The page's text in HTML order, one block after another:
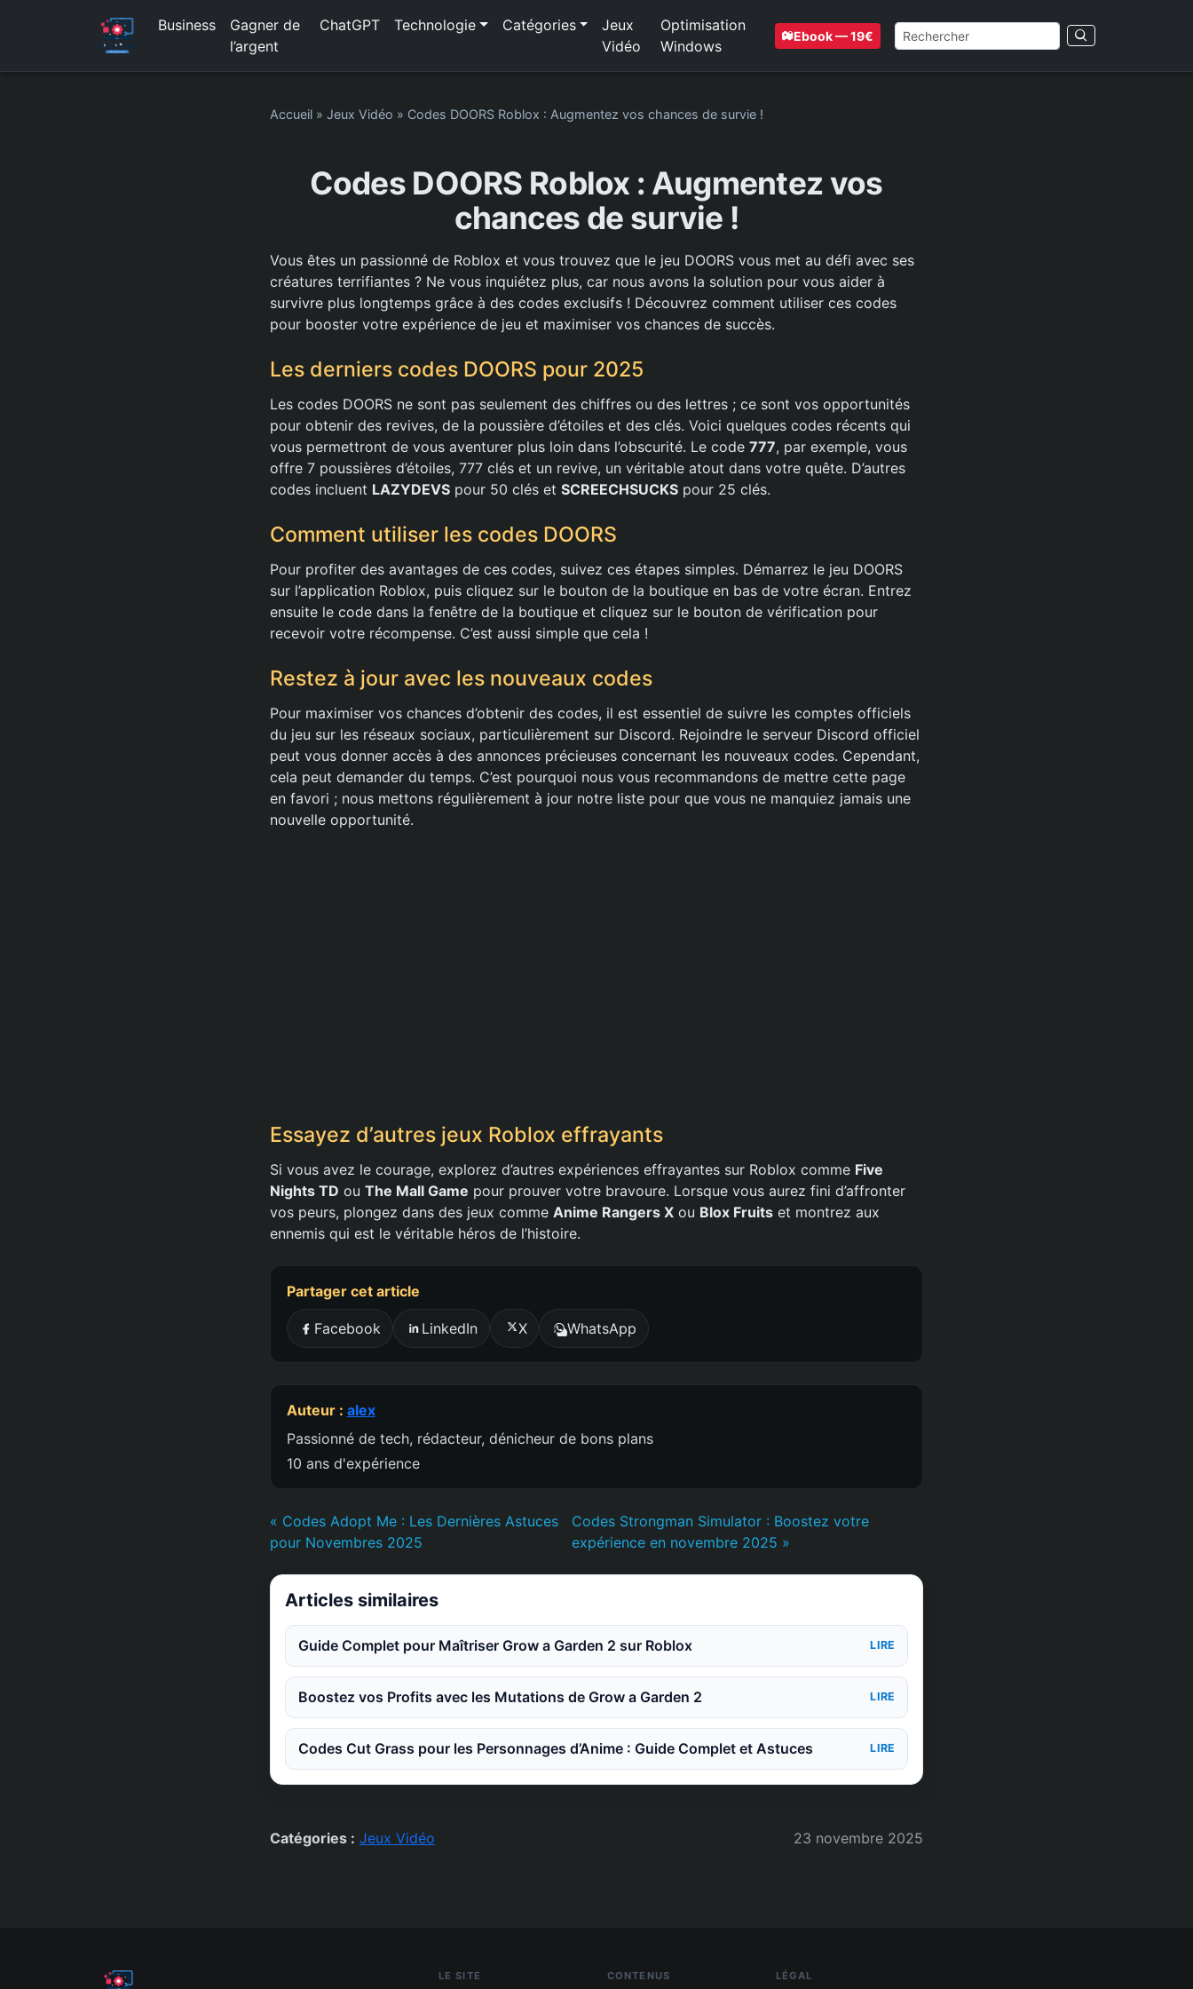
Business
Gagner de
l’argent
ChatGPT Technologie Catégories
Jeux
Vidéo
Optimisation
Windows
Ebook — 19€
Accueil » Jeux Vidéo » Codes DOORS Roblox : Augmentez vos chances de survie !
Codes DOORS Roblox : Augmentez vos
chances de survie !
Vous êtes un passionné de Roblox et vous trouvez que le jeu DOORS vous met au défi avec ses
créatures terrifiantes ? Ne vous inquiétez plus, car nous avons la solution pour vous aider à
survivre plus longtemps grâce à des codes exclusifs ! Découvrez comment utiliser ces codes
pour booster votre expérience de jeu et maximiser vos chances de succès.
Les derniers codes DOORS pour 2025
Les codes DOORS ne sont pas seulement des chiffres ou des lettres ; ce sont vos opportunités
pour obtenir des revives, de la poussière d’étoiles et des clés. Voici quelques codes récents qui
vous permettront de vous aventurer plus loin dans l’obscurité. Le code 777, par exemple, vous
offre 7 poussières d’étoiles, 777 clés et un revive, un véritable atout dans votre quête. D’autres
codes incluent LAZYDEVS pour 50 clés et SCREECHSUCKS pour 25 clés.
Comment utiliser les codes DOORS
Pour profiter des avantages de ces codes, suivez ces étapes simples. Démarrez le jeu DOORS
sur l’application Roblox, puis cliquez sur le bouton de la boutique en bas de votre écran. Entrez
ensuite le code dans la fenêtre de la boutique et cliquez sur le bouton de vérification pour
recevoir votre récompense. C’est aussi simple que cela !
Restez à jour avec les nouveaux codes
Pour maximiser vos chances d’obtenir des codes, il est essentiel de suivre les comptes officiels
du jeu sur les réseaux sociaux, particulièrement sur Discord. Rejoindre le serveur Discord officiel
peut vous donner accès à des annonces précieuses concernant les nouveaux codes. Cependant,
cela peut demander du temps. C’est pourquoi nous vous recommandons de mettre cette page
en favori ; nous mettons régulièrement à jour notre liste pour que vous ne manquiez jamais une
nouvelle opportunité.
Essayez d’autres jeux Roblox effrayants
Si vous avez le courage, explorez d’autres expériences effrayantes sur Roblox comme Five
Nights TD ou The Mall Game pour prouver votre bravoure. Lorsque vous aurez fini d’affronter
vos peurs, plongez dans des jeux comme Anime Rangers X ou Blox Fruits et montrez aux
ennemis qui est le véritable héros de l’histoire.
Partager cet article
Facebook LinkedIn X WhatsApp
Auteur : alex
Passionné de tech, rédacteur, dénicheur de bons plans
10 ans d'expérience
« Codes Adopt Me : Les Dernières Astuces
pour Novembres 2025
Codes Strongman Simulator : Boostez votre
expérience en novembre 2025 »
Articles similaires
Guide Complet pour Maîtriser Grow a Garden 2 sur Roblox LIRE
Boostez vos Profits avec les Mutations de Grow a Garden 2 LIRE
Codes Cut Grass pour les Personnages d’Anime : Guide Complet et Astuces LIRE
Catégories : Jeux Vidéo 23 novembre 2025
LE SITE CONTENUS LÉGAL